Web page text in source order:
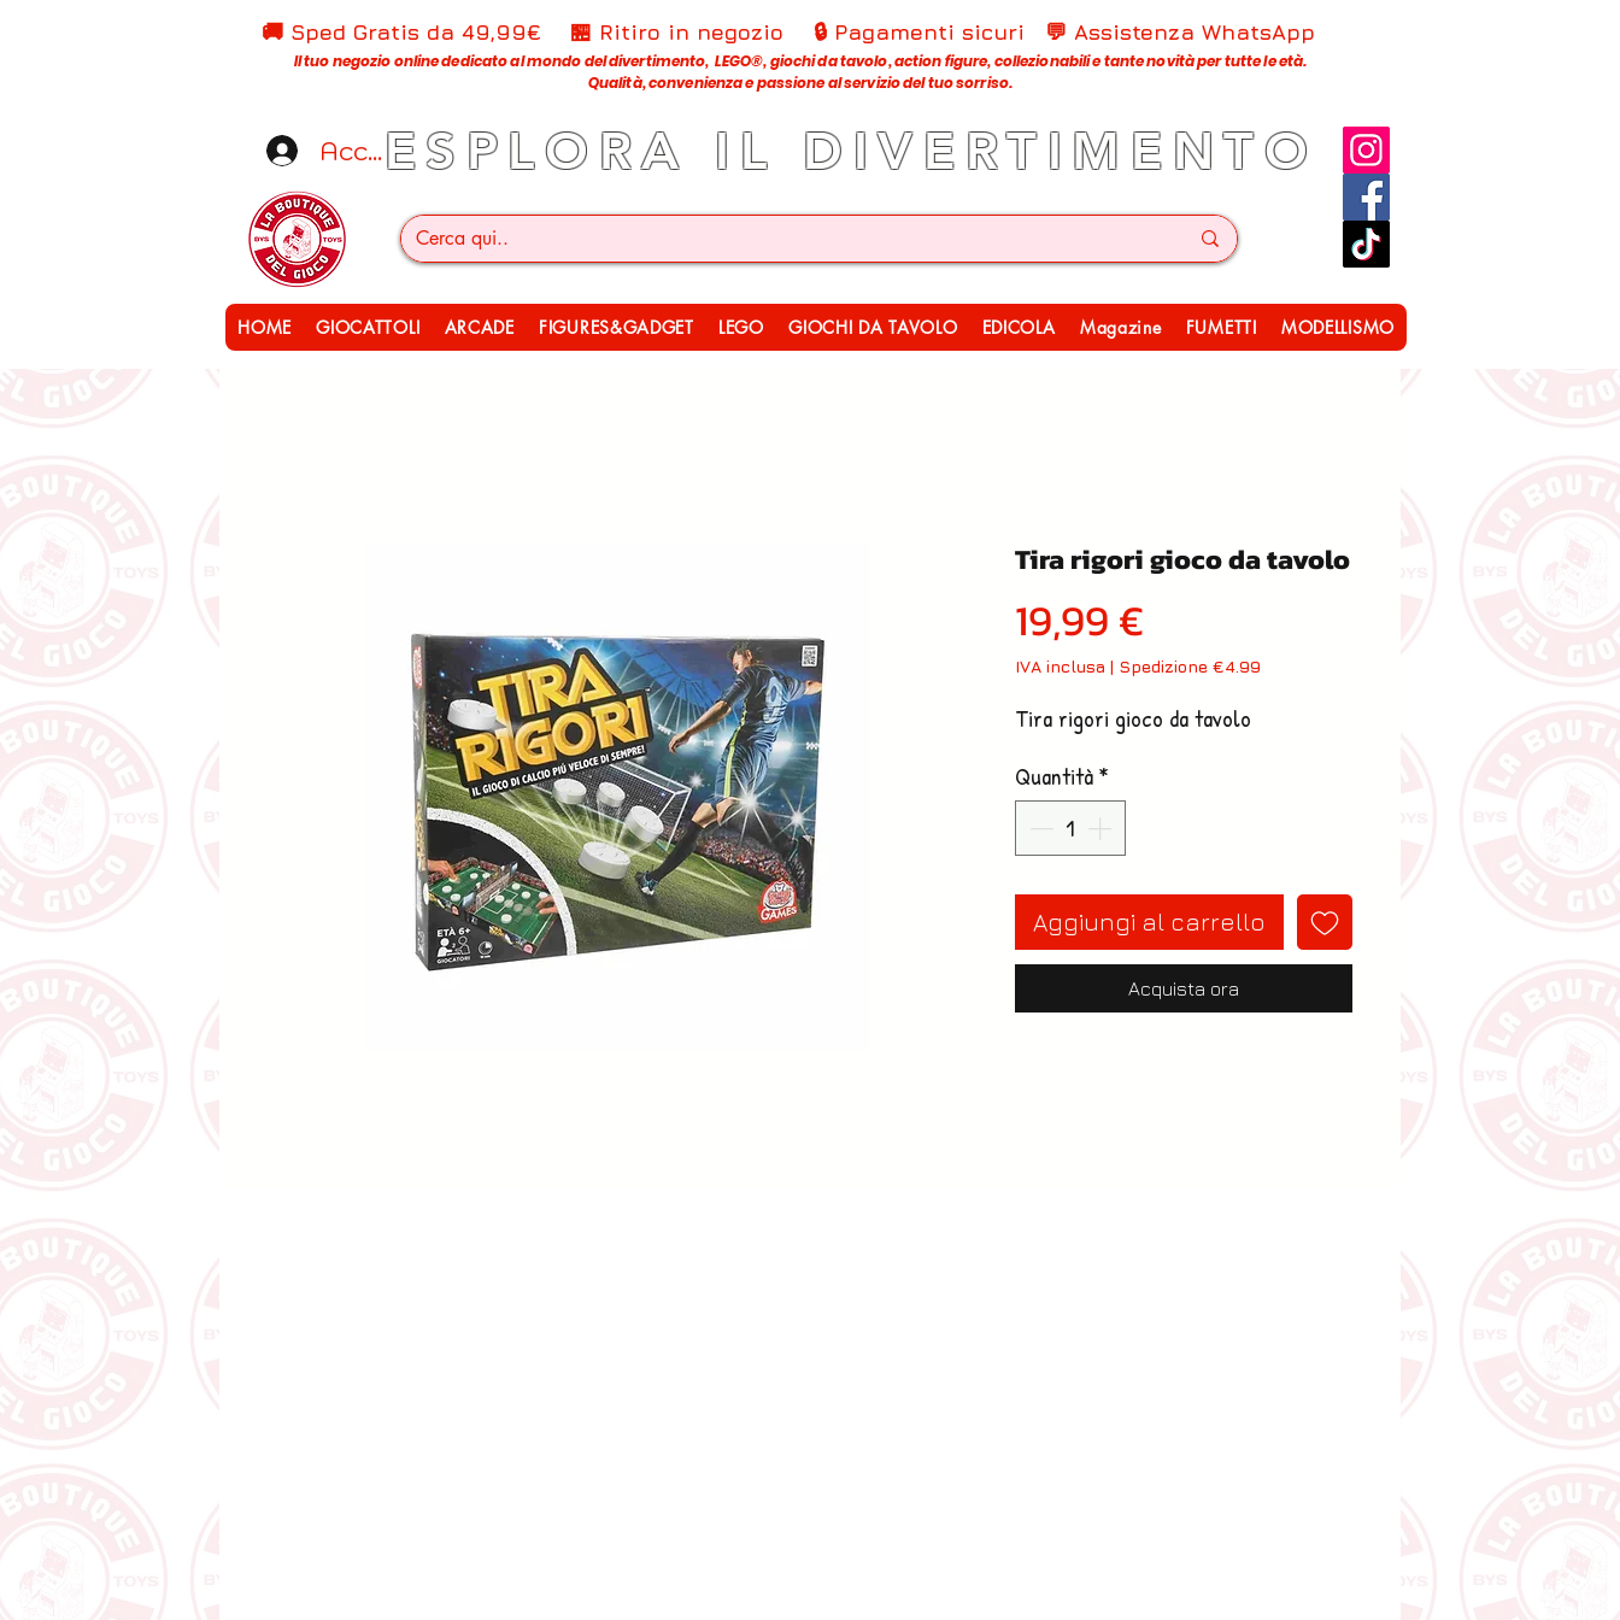
ESPLORA IL DIVERTIMENTO
Accedi
🚚 Sped Gratis da 49,99€ 🏪 Ritiro in negozio 🔒 Pagamenti sicuri 💬 Assistenza WhatsApp
Il tuo negozio online dedicato al mondo del divertimento, LEGO®, giochi da tavolo, action figure, collezionabili e tante novità per tutte le età.
Qualità, convenienza e passione al servizio del tuo sorriso.
HOME GIOCATTOLI ARCADE FIGURES&GADGET LEGO GIOCHI DA TAVOLO EDICOLA Magazine FUMETTI MODELLISMO
Tira rigori gioco da tavolo
19,99 €
IVA inclusa | Spedizione €4.99
Tira rigori gioco da tavolo
Quantità*
Aggiungi al carrello
Acquista ora